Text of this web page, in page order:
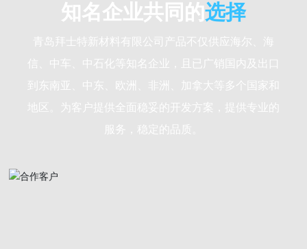
知名企业共同的选择
青岛拜士特新材料有限公司产品不仅供应海尔、海
信、中车、中石化等知名企业，且已广销国内及出口
到东南亚、中东、欧洲、非洲、加拿大等多个国家和
地区。为客户提供全面稳妥的开发方案，提供专业的
服务，稳定的品质。